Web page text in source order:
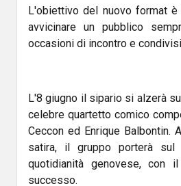
L'obiettivo del nuovo format
avvicinare un pubblico
occasioni di incontro e
L'8 giugno il sipario si alzerà
celebre quartetto comico
Ceccon ed Enrique Balbontin.
satira, il gruppo porterà sul
quotidianità genovese, con
successo.